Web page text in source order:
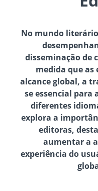
No mundo
disseminação de
medida que as
alcance global, a
se essencial para
diferentes
explora a
editoras,
aumentar a
experiência do